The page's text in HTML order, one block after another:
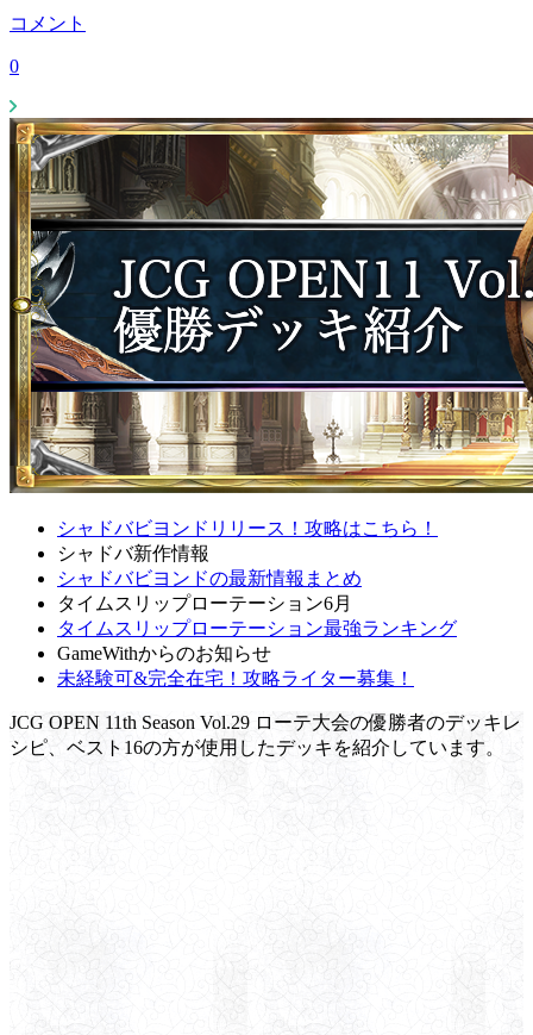
コメント
0
シャドバビヨンドリリース！攻略はこちら！
シャドバ新作情報
シャドバビヨンドの最新情報まとめ
タイムスリップローテーション6月
タイムスリップローテーション最強ランキング
GameWithからのお知らせ
未経験可&完全在宅！攻略ライター募集！
JCG OPEN 11th Season Vol.29 ローテ大会の優勝者のデッキレ
シピ、ベスト16の方が使用したデッキを紹介しています。